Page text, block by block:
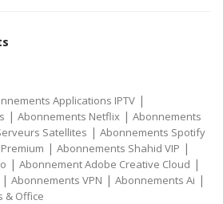
Applications IPTV |
| Abonnements Netflix | Abonnements
Satellites | Abonnements Spotify
| Abonnements Shahid VIP |
| Abonnement Adobe Creative Cloud |
| Abonnements VPN | Abonnements Ai |
& Office